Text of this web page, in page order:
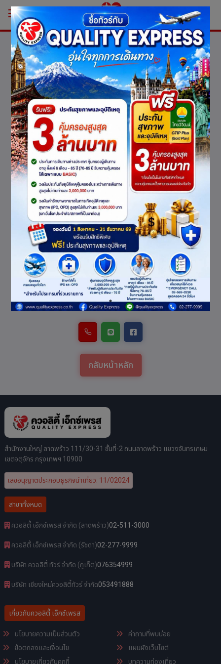
ไม่พบข้อมูล/การเรียก
ข้อมูลขัดข้อง
โปรดติดต่อเจ้าหน้าที่
กลับหน้าหลัก
สำนักงานใหญ่ ลาดพร้าว 111/30-31 ชั้นที่-2 ถนนลาดพร้าว แขวงจันทรเกษม
เขตจตุจักร กรุงเทพฯ 10900
เลขอนุญาตประกอบธุรกิจนำเที่ยว: 11/02024
สาขาทั้งหมด
ควอลิตี้ เอ็กซ์เพรส จำกัด (ลาดพร้าว)02-511-3000
ควอลิตี้ เอ็กซ์เพรส จำกัด (รัชดา)02-277-9999
บริษัท ควอลิตี้ ทัวร์ จำกัด (ภูเก็ต)076354999
บริษัท เชียงใหม่ควอลิตี้ทัวร์ จำกัด053491888
เกี่ยวกับควอลิตี้ เอ็กซ์เพรส
นโยบายความเป็นส่วนตัว
ข้อตกลงและเงื่อนไข
นโยบายเกี่ยวกับคุกกี้
คำถามที่พบบ่อย
แผนผังเว็บไซต์
บทความท่องเที่ยว